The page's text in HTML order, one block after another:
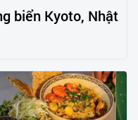
biển Kyoto, Nhật